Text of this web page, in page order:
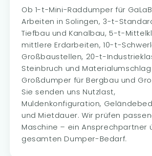
Ob 1-t-Mini-Raddumper für
Arbeiten in Solingen, 3-t-
Tiefbau und Kanalbau, 5-t-
mittlere Erdarbeiten, 10-t-
Großbaustellen, 20-t-
Steinbruch und
Großdumper für Bergbau und
Sie senden uns Nutzlast,
Muldenkonfiguration,
und Mietdauer. Wir prüfen
Maschine – ein Ansprechpartner
gesamten Dumper-Bedarf.